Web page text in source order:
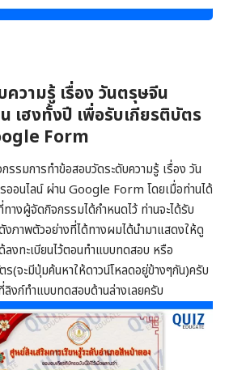
วามรู้ เรื่อง วันตรุษจีน
เฮงทั้งปี เพื่อรับเกียรติบัตร
Form
รมการทำข้อสอบวัดระดับความรู้ เรื่อง วัน
ออนไลน์ ผ่าน Google Form โดยเมื่อท่านได้
งผู้จัดกิจกรรมได้กำหนดไว้ ท่านจะได้รับ
งภาพตัวอย่างที่ได้ทางผมได้นำมาแสดงให้ดู
งทะเบียนไว้ตอนทำแบบทดสอบ หรือ
(จะมีปุ่มค้นหาให้ดาวน์โหลดอยู่ข้างๆกัน)ครับ
งก์ทำแบบทดสอบด้านล่างเลยครับ